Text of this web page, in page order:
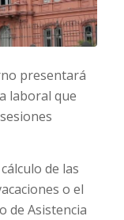
presentará
laboral que
de las
o el
de Asistencia